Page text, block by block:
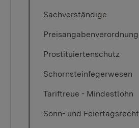
Sachverständige
Preisangabenverordnung
Prostituiertenschutz
Schornsteinfegerwesen
Tariftreue - Mindestlohn
Sonn- und Feiertagsrecht